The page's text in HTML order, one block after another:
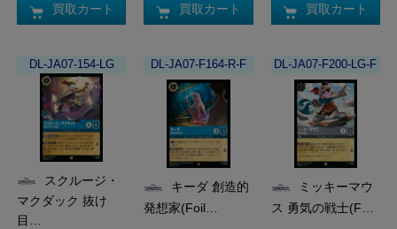
買取カート 買取カート 買取カート
DL-JA07-154-LG
マクダック 抜け
目…
DL-JA07-F164-R-F
発想家(Foil…
DL-JA07-F200-LG-F
ス 勇気の戦士(F…